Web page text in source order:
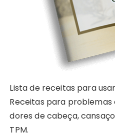
Lista de receitas para
Receitas para
dores de cabeça,
TPM.